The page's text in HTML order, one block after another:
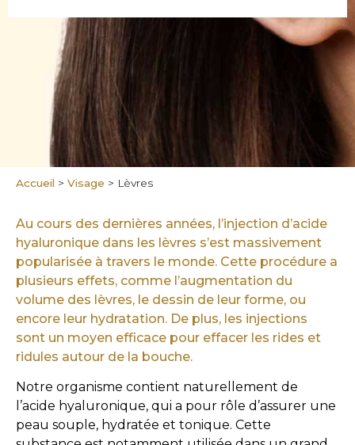
Accueil > Visage > Lèvres
Au cours des dernières années, l’injection d’acide
hyaluronique dans les lèvres s’est massivement
popularisée à travers le monde. Cette procédure a
plusieurs effets, comme l’augmentation du
volume des lèvres, le dessin de leur forme, ou
encore leur hydratation. De plus, les injections
sont un moyen efficace pour effacer les rides et
ridules autour de la bouche.
Notre organisme contient naturellement de
l’acide hyaluronique, qui a pour rôle d’assurer une
peau souple, hydratée et tonique. Cette